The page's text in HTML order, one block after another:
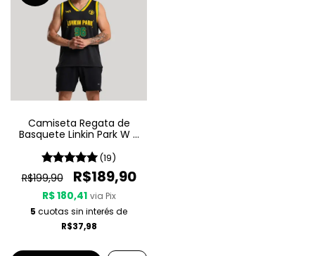
Camiseta Regata de
Basquete Linkin Park W A
(19)
R$199,90 R$189,90
R$ 180,41 via Pix
5 cuotas sin interés de
R$37,98